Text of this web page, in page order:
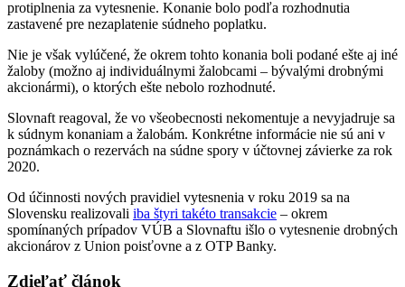
protiplnenia za vytesnenie. Konanie bolo podľa rozhodnutia
zastavené pre nezaplatenie súdneho poplatku.
Nie je však vylúčené, že okrem tohto konania boli podané ešte aj iné
žaloby (možno aj individuálnymi žalobcami – bývalými drobnými
akcionármi), o ktorých ešte nebolo rozhodnuté.
Slovnaft reagoval, že vo všeobecnosti nekomentuje a nevyjadruje sa
k súdnym konaniam a žalobám. Konkrétne informácie nie sú ani v
poznámkach o rezervách na súdne spory v účtovnej závierke za rok
2020.
Od účinnosti nových pravidiel vytesnenia v roku 2019 sa na
Slovensku realizovali iba štyri takéto transakcie – okrem
spomínaných prípadov VÚB a Slovnaftu išlo o vytesnenie drobných
akcionárov z Union poisťovne a z OTP Banky.
Zdieľať článok